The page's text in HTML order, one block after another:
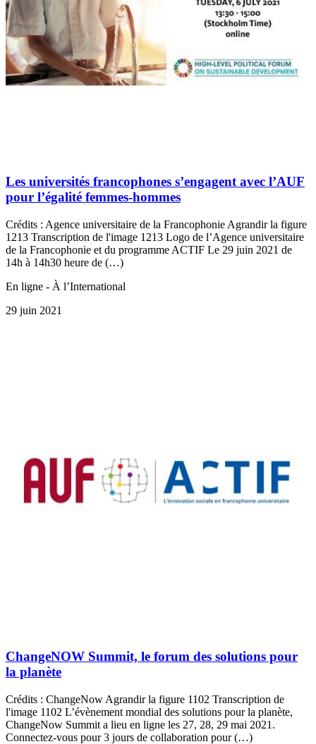
Les universités francophones s’engagent avec l’AUF
pour l’égalité femmes-hommes
Crédits : Agence universitaire de la Francophonie Agrandir la figure
1213 Transcription de l'image 1213 Logo de l’Agence universitaire
de la Francophonie et du programme ACTIF Le 29 juin 2021 de
14h à 14h30 heure de (…)
En ligne - À l’International
29 juin 2021
ChangeNOW Summit, le forum des solutions pour
la planète
Crédits : ChangeNow Agrandir la figure 1102 Transcription de
l'image 1102 L’évènement mondial des solutions pour la planète,
ChangeNow Summit a lieu en ligne les 27, 28, 29 mai 2021.
Connectez-vous pour 3 jours de collaboration pour (…)